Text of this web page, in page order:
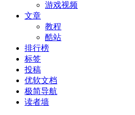
游戏视频
文章
教程
酷站
排行榜
标签
投稿
优软文档
极简导航
读者墙